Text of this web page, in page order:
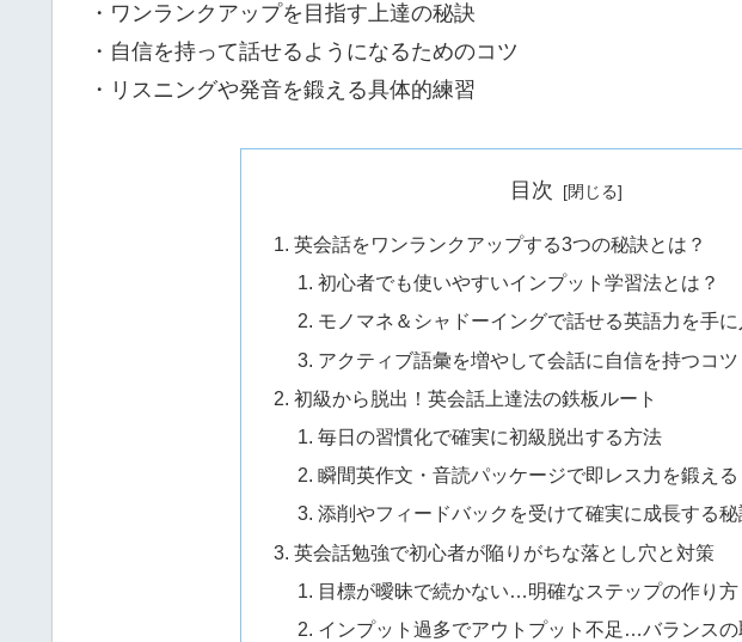
・ワンランクアップを目指す上達の秘訣
・自信を持って話せるようになるためのコツ
・リスニングや発音を鍛える具体的練習
目次
英会話をワンランクアップする3つの秘訣とは？
初心者でも使いやすいインプット学習法とは？
モノマネ＆シャドーイングで話せる英語力を手に
アクティブ語彙を増やして会話に自信を持つコツ
初級から脱出！英会話上達法の鉄板ルート
毎日の習慣化で確実に初級脱出する方法
瞬間英作文・音読パッケージで即レス力を鍛える
添削やフィードバックを受けて確実に成長する秘
英会話勉強で初心者が陥りがちな落とし穴と対策
目標が曖昧で続かない…明確なステップの作り方
インプット過多でアウトプット不足…バランスの